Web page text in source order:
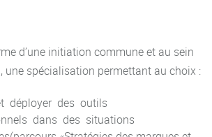
d’une initiation commune et au sein
une spécialisation permettant au choix :
déployer des outils
dans des situations